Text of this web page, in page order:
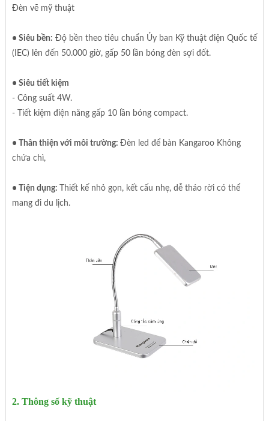
Đèn vẽ mỹ thuật
• Siêu bền: Độ bền theo tiêu chuẩn Ủy ban Kỹ thuật điện Quốc tế
(IEC) lên đến 50.000 giờ, gấp 50 lần bóng đèn sợi đốt.
• Siêu tiết kiệm
- Công suất 4W.
- Tiết kiệm điện năng gấp 10 lần bóng compact.
• Thân thiện với môi trường: Đèn led để bàn Kangaroo Không
chứa chì,
• Tiện dụng:
Thiết kế nhỏ gọn, kết cấu nhẹ, dễ tháo rời có thể
mang đi du lịch.
2. Thông số kỹ thuật